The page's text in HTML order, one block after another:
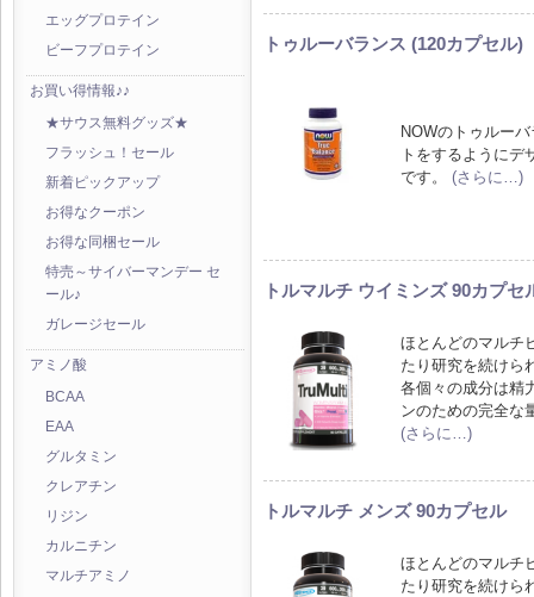
エッグプロテイン
ビーフプロテイン
お買い得情報♪♪
★サウス無料グッズ★
フラッシュ！セール
新着ピックアップ
お得なクーポン
お得な同梱セール
特売～サイバーマンデー セ
ール♪
ガレージセール
アミノ酸
BCAA
EAA
グルタミン
クレアチン
リジン
カルニチン
マルチアミノ
トゥルーバランス (120カプセル)
NOWのトゥルー
トをするようにデ
です。 (さらに…)
トルマルチ ウイミンズ 90カプセ
ほとんどのマルチ
たり研究を続けら
各個々の成分は精
ンのための完全な
(さらに…)
トルマルチ メンズ 90カプセル
ほとんどのマルチ
たり研究を続けら